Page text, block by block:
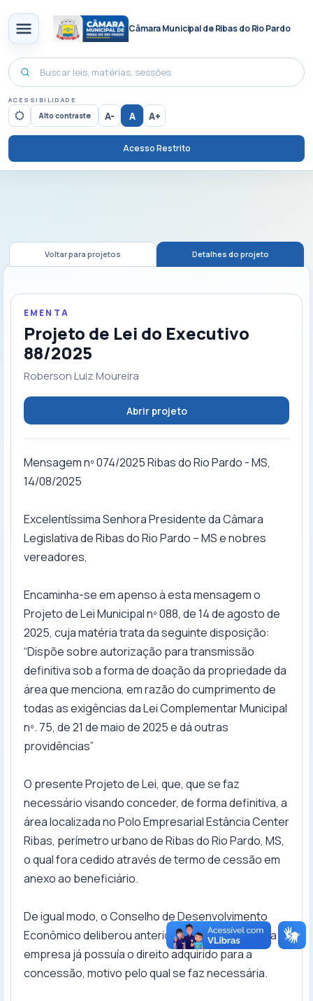
Câmara Municipal de Ribas do Rio Pardo
ACESSIBILIDADE
Alto contraste A- A A+
Acesso Restrito
Voltar para projetos Detalhes do projeto
EMENTA
Projeto de Lei do Executivo
88/2025
Roberson Luiz Moureira
Abrir projeto
Mensagem nº 074/2025 Ribas do Rio Pardo - MS,
14/08/2025
Excelentíssima Senhora Presidente da Câmara
Legislativa de Ribas do Rio Pardo – MS e nobres
vereadores,
Encaminha-se em apenso à esta mensagem o
Projeto de Lei Municipal nº 088, de 14 de agosto de
2025, cuja matéria trata da seguinte disposição:
“Dispõe sobre autorização para transmissão
definitiva sob a forma de doação da propriedade da
área que menciona, em razão do cumprimento de
todas as exigências da Lei Complementar Municipal
nº. 75, de 21 de maio de 2025 e dá outras
providências”
O presente Projeto de Lei, que, que se faz
necessário visando conceder, de forma definitiva, a
área localizada no Polo Empresarial Estância Center
Ribas, perímetro urbano de Ribas do Rio Pardo, MS,
o qual fora cedido através de termo de cessão em
anexo ao beneficiário.
De igual modo, o Conselho de Desenvolvimento
Econômico deliberou anteriormente, que referida
empresa já possuía o direito adquirido para a
concessão, motivo pelo qual se faz necessária.